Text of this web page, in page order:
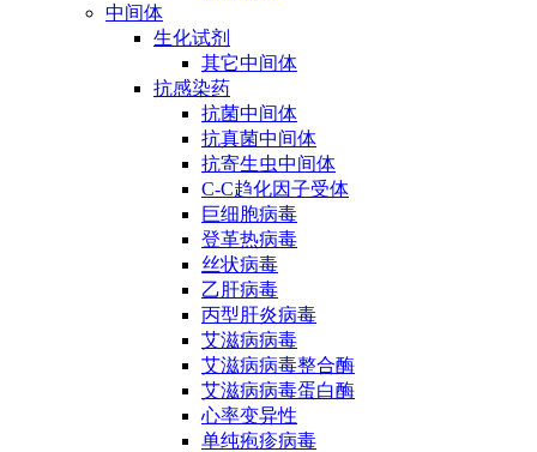
中间体
生化试剂
其它中间体
抗感染药
抗菌中间体
抗真菌中间体
抗寄生虫中间体
C-C趋化因子受体
巨细胞病毒
登革热病毒
丝状病毒
乙肝病毒
丙型肝炎病毒
艾滋病病毒
艾滋病病毒整合酶
艾滋病病毒蛋白酶
心率变异性
单纯疱疹病毒